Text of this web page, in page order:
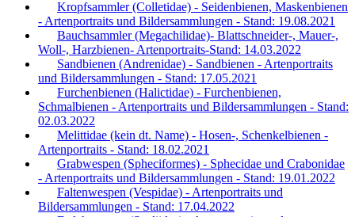
Kropfsammler (Colletidae) - Seidenbienen, Maskenbienen
- Artenportraits und Bildersammlungen - Stand: 19.08.2021
Bauchsammler (Megachilidae)- Blattschneider-, Mauer-,
Woll-, Harzbienen- Artenportraits-Stand: 14.03.2022
Sandbienen (Andrenidae) - Sandbienen - Artenportraits
und Bildersammlungen - Stand: 17.05.2021
Furchenbienen (Halictidae) - Furchenbienen,
Schmalbienen - Artenportraits und Bildersammlungen - Stand:
02.03.2022
Melittidae (kein dt. Name) - Hosen-, Schenkelbienen -
Artenportraits - Stand: 18.02.2021
Grabwespen (Spheciformes) - Sphecidae und Crabonidae
- Artenportraits und Bildersammlungen - Stand: 19.01.2022
Faltenwespen (Vespidae) - Artenportraits und
Bildersammlungen - Stand: 17.04.2022